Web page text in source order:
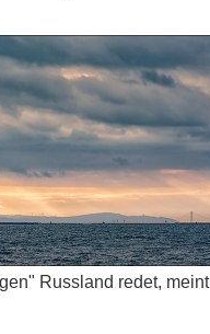
Russland redet, meint